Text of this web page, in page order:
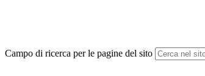
Campo di ricerca per le pagine del sito